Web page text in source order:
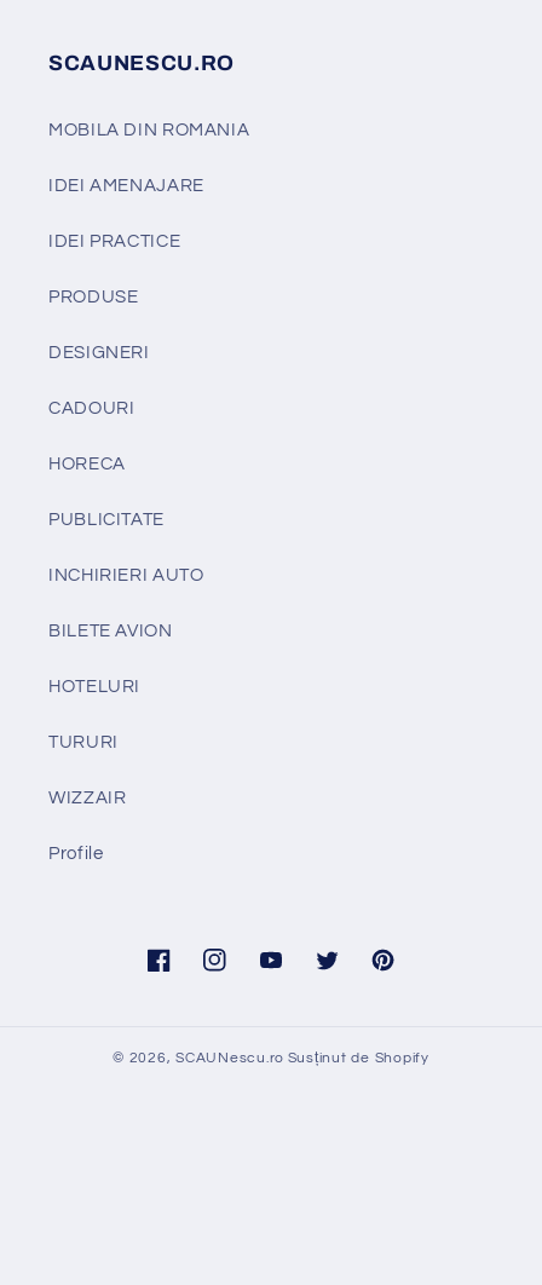
SCAUNESCU.RO
MOBILA DIN ROMANIA
IDEI AMENAJARE
IDEI PRACTICE
PRODUSE
DESIGNERI
CADOURI
HORECA
PUBLICITATE
INCHIRIERI AUTO
BILETE AVION
HOTELURI
TURURI
WIZZAIR
Profile
FacebookInstagramYouTubeTwitter Pinterest
© 2026,SCAUNescu.ro Susținut de Shopify